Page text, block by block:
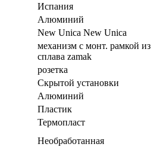
Испания
Алюминий
New Unica New Unica
механизм с монт. рамкой из
сплава zamak
розетка
Скрытой установки
Алюминий
Пластик
Термопласт
Необработанная